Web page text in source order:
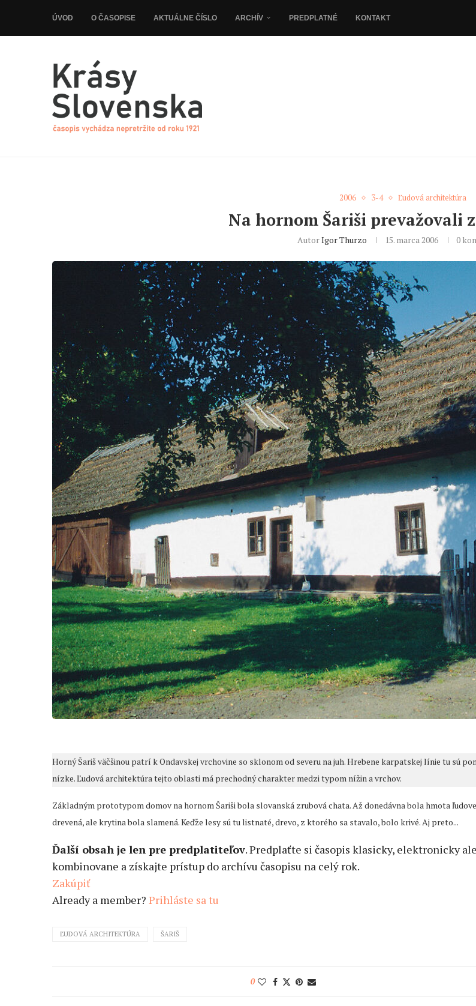
ÚVOD O ČASOPISE AKTUÁLNE ČÍSLO ARCHÍV PREDPLATNÉ KONTAKT
2006 3-4 Ľudová architektúra
Na hornom Šariši prevažovali
AutorIgor Thurzo 15. marca 2006 0
Horný Šariš väčšinou patrí k Ondavskej vrchovine so sklonom od severu na juh. Hrebene karpatskej línie tu sú
nízke. Ľudová architektúra tejto oblasti má prechodný charakter medzi typom nížin a vrchov.
Základným prototypom domov na hornom Šariši bola slovanská zrubová chata. Až donedávna bola hmota
drevená, ale krytina bola slamená. Keďže lesy sú tu listnaté, drevo, z ktorého sa stavalo, bolo krivé. Aj preto...
Ďalší obsah je len pre predplatiteľov. Predplaťte si časopis klasicky, elektronicky
kombinovane a získajte prístup do archívu časopisu na celý rok.
Zakúpiť
Already a member? Prihláste sa tu
ĽUDOVÁ ARCHITEKTÚRA ŠARIŠ
0